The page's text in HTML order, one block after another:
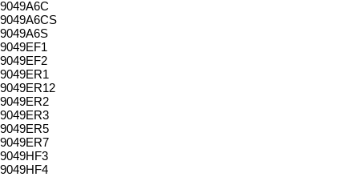
9049A6C
9049A6CS
9049A6S
9049EF1
9049EF2
9049ER1
9049ER12
9049ER2
9049ER3
9049ER5
9049ER7
9049HF3
9049HF4